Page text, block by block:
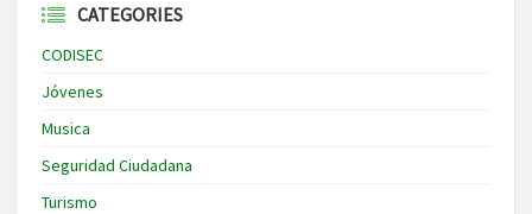
CATEGORIES
CODISEC
Jóvenes
Musica
Seguridad Ciudadana
Turismo